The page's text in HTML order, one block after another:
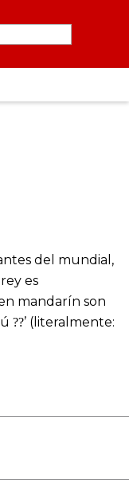
del mundial,
es
mandarín son
??’ (literalmente: